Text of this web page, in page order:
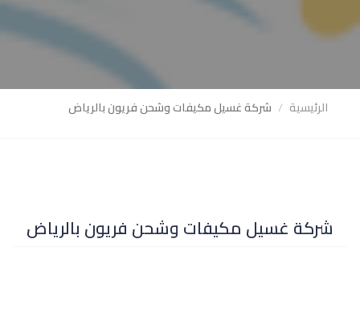
الرئيسية شركة غسيل مكيفات وشحن فريون بالرياض
شركة غسيل مكيفات وشحن فريون بالرياض